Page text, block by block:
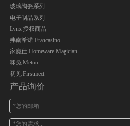
玻璃陶瓷系列
电子制品系列
Lynx 授权商品
弗南希诺 Francasino
家魔仕 Homeware Magician
咪兔 Metoo
初见 Firstmeet
产品询价